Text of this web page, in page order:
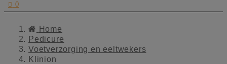
 0
Home
Pedicure
Voetverzorging en eeltwekers
Klinion